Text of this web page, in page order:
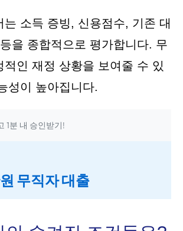
는 소득 증빙, 신용점수, 기존 대
을 종합적으로 평가합니다. 무
적인 재정 상황을 보여줄 수 있
성이 높아집니다.
1분 내 승인받기!
무직자 대출